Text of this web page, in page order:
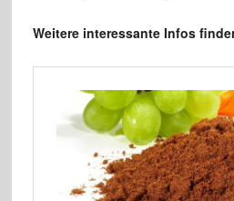
Weitere interessante Infos